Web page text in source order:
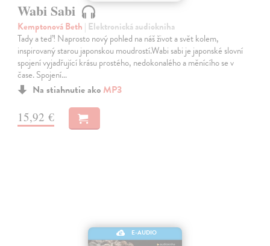
Wabi Sabi
Kemptonová Beth | Elektronická audiokniha
Tady a teď! Naprosto nový pohled na náš život a svět kolem,
inspirovaný starou japonskou moudrostí.Wabi sabi je japonské slovní
spojení vyjadřující krásu prostého, nedokonalého a měnícího se v
čase. Spojení…
Na stiahnutie ako MP3
15,92 €
E-AUDIO